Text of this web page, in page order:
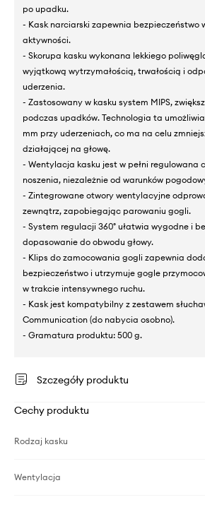
po upadku.
- Kask narciarski zapewnia bezpieczeństwo
aktywności.
- Skorupa kasku wykonana lekkiego
wyjątkową wytrzymałością, trwałością i
uderzenia.
- Zastosowany w kasku system MIPS,
podczas upadków. Technologia ta umożliwia
mm przy uderzeniach, co ma na celu
działającej na głowę.
- Wentylacja kasku jest w pełni regulowana
noszenia, niezależnie od warunków
- Zintegrowane otwory wentylacyjne
zewnątrz, zapobiegając parowaniu gogli.
- System regulacji 360° ułatwia wygodne i
dopasowanie do obwodu głowy.
- Klips do zamocowania gogli zapewnia
bezpieczeństwo i utrzymuje gogle
w trakcie intensywnego ruchu.
- Kask jest kompatybilny z zestawem
Communication (do nabycia osobno).
- Gramatura produktu: 500 g.
Szczegóły produktu
Cechy produktu
Rodzaj kasku
Wentylacja